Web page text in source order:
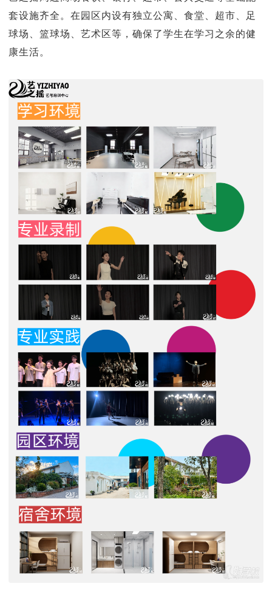
套设施齐全。在园区内设有独立公寓、食堂、超市、足
球场、篮球场、艺术区等，确保了学生在学习之余的健
康生活。